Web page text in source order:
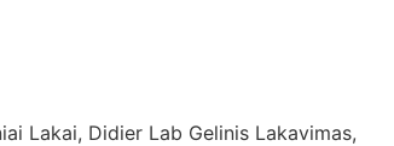
Lakai, Didier Lab Gelinis Lakavimas,